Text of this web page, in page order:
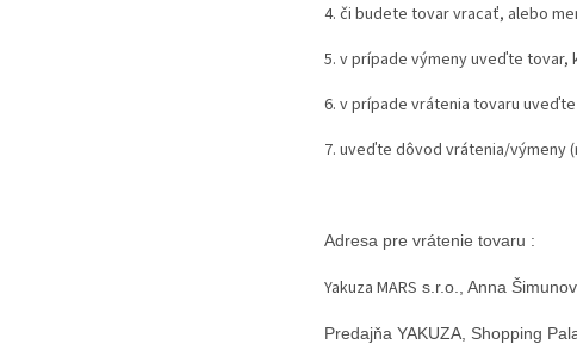
4. či budete tovar vracať, alebo
5. v prípade výmeny uveďte
6. v prípade vrátenia tovaru
7. uveďte dôvod vrátenia/výmeny
Adresa pre vrátenie tovaru :
Yakuza MARS s.r.o., Anna
Predajňa YAKUZA, Shopping